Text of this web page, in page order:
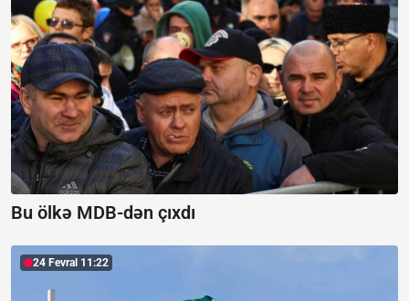
Bu ölkə MDB-dən çıxdı
24 Fevral 11:22